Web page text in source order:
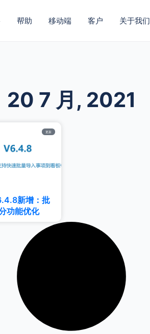
帮助 移动端 客户 关于我们
20 7 月, 2021
更新
新增：批
功能优化